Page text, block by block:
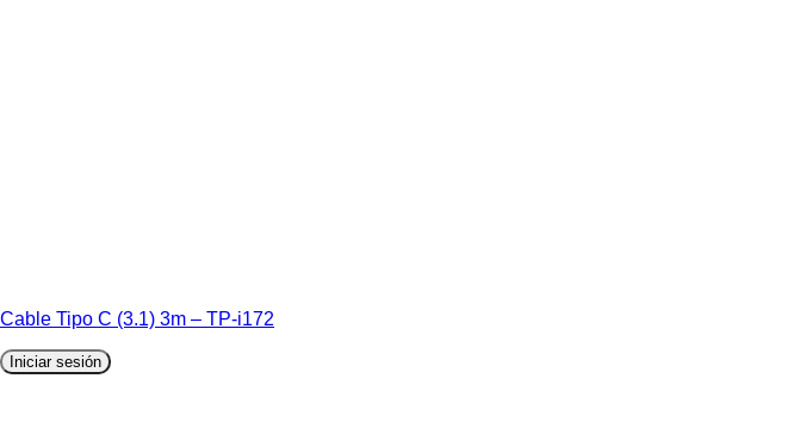
Cable Tipo C (3.1) 3m – TP-i172
Iniciar sesión